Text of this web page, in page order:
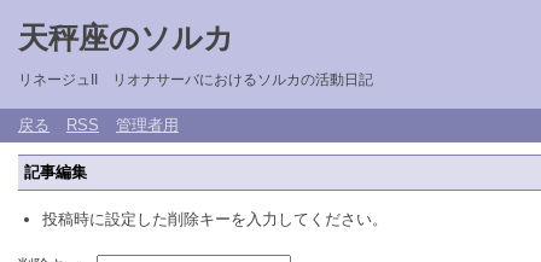
天秤座のソルカ
リネージュII リオナサーバにおけるソルカの活動日記
戻る RSS 管理者用
記事編集
投稿時に設定した削除キーを入力してください。